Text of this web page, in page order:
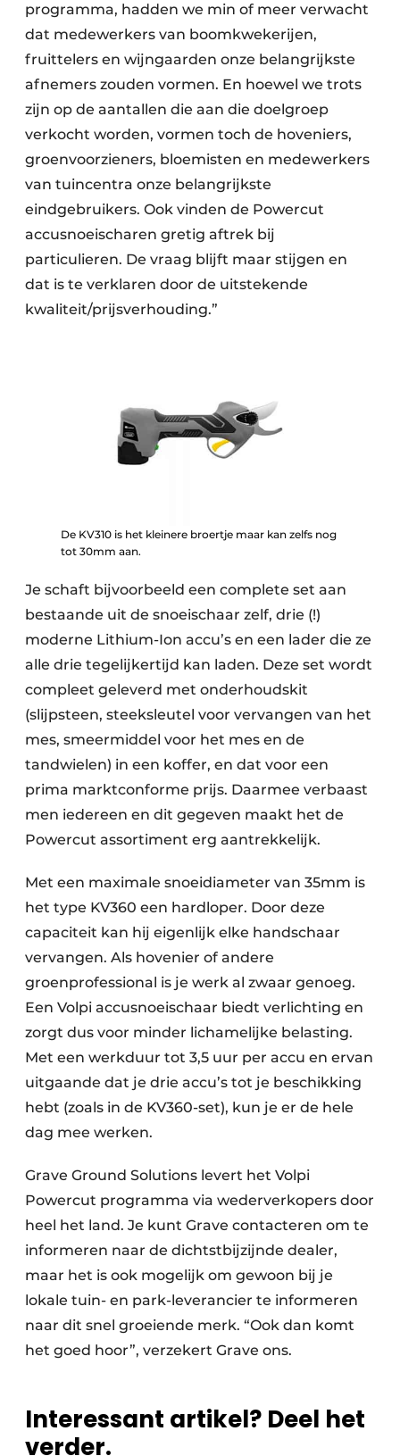
programma, hadden we min of meer verwacht
dat medewerkers van boomkwekerijen,
fruittelers en wijngaarden onze belangrijkste
afnemers zouden vormen. En hoewel we trots
zijn op de aantallen die aan die doelgroep
verkocht worden, vormen toch de hoveniers,
groenvoorzieners, bloemisten en medewerkers
van tuincentra onze belangrijkste
eindgebruikers. Ook vinden de Powercut
accusnoeischaren gretig aftrek bij
particulieren. De vraag blijft maar stijgen en
dat is te verklaren door de uitstekende
kwaliteit/prijsverhouding.”
De KV310 is het kleinere broertje maar kan zelfs nog
tot 30mm aan.
Je schaft bijvoorbeeld een complete set aan
bestaande uit de snoeischaar zelf, drie (!)
moderne Lithium-Ion accu’s en een lader die ze
alle drie tegelijkertijd kan laden. Deze set wordt
compleet geleverd met onderhoudskit
(slijpsteen, steeksleutel voor vervangen van het
mes, smeermiddel voor het mes en de
tandwielen) in een koffer, en dat voor een
prima marktconforme prijs. Daarmee verbaast
men iedereen en dit gegeven maakt het de
Powercut assortiment erg aantrekkelijk.
Met een maximale snoeidiameter van 35mm is
het type KV360 een hardloper. Door deze
capaciteit kan hij eigenlijk elke handschaar
vervangen. Als hovenier of andere
groenprofessional is je werk al zwaar genoeg.
Een Volpi accusnoeischaar biedt verlichting en
zorgt dus voor minder lichamelijke belasting.
Met een werkduur tot 3,5 uur per accu en ervan
uitgaande dat je drie accu’s tot je beschikking
hebt (zoals in de KV360-set), kun je er de hele
dag mee werken.
Grave Ground Solutions levert het Volpi
Powercut programma via wederverkopers door
heel het land. Je kunt Grave contacteren om te
informeren naar de dichtstbijzijnde dealer,
maar het is ook mogelijk om gewoon bij je
lokale tuin- en park-leverancier te informeren
naar dit snel groeiende merk. “Ook dan komt
het goed hoor”, verzekert Grave ons.
Interessant artikel? Deel het
verder.